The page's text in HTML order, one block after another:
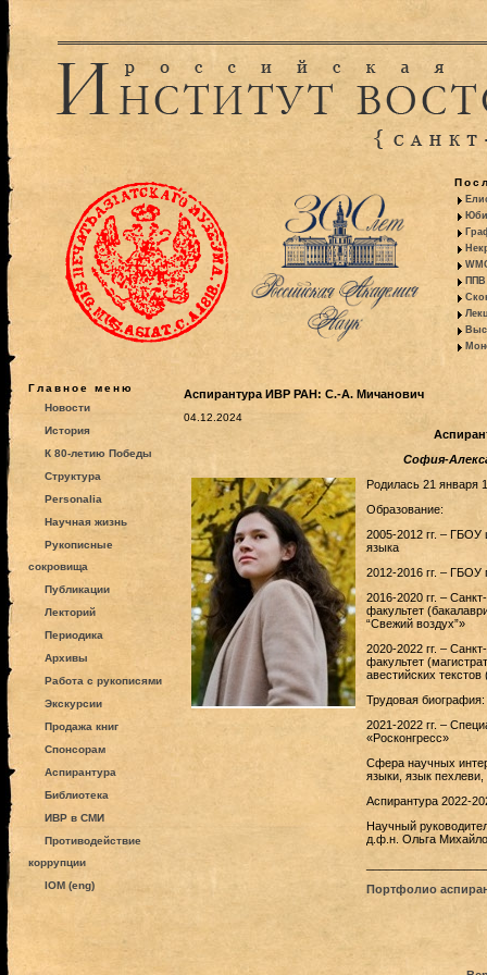
ППВ
Главное меню
Новости
История
К 80-летию Победы
Структура
Personalia
Научная жизнь
Рукописные
сокровища
Публикации
Лекторий
Периодика
Архивы
Работа с рукописями
Экскурсии
Продажа книг
Спонсорам
Аспирантура
Библиотека
ИВР в СМИ
Противодействие
коррупции
IOM (eng)
Аспирантура ИВР РАН: С.-А. Мичанович
04.12.2024
София-
Родилась 21 января
Образование:
2005-2012 гг. –
языка
2012-2016 гг. –
2016-2020 гг. –
факультет
“Свежий воздух”»
2020-2022 гг. –
факультет
авестийских
Трудовая биография:
2021-2022 гг. –
«Росконгресс»
Сфера научных
языки, язык пехлеви,
Аспирантура 2022-
Научный
д.ф.н. Ольга
Портфолио